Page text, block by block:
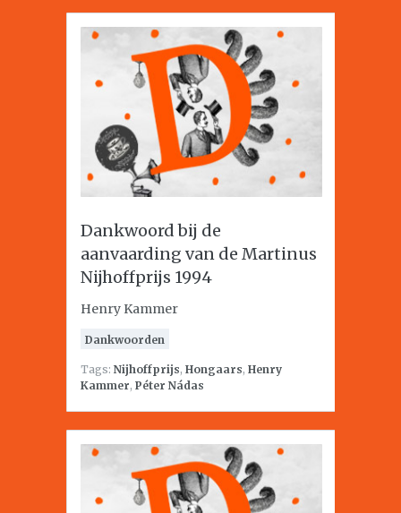
Dankwoord bij de
aanvaarding van de Martinus
Nijhoffprijs 1994
Henry Kammer
Dankwoorden
Tags: Nijhoffprijs, Hongaars, Henry
Kammer, Péter Nádas